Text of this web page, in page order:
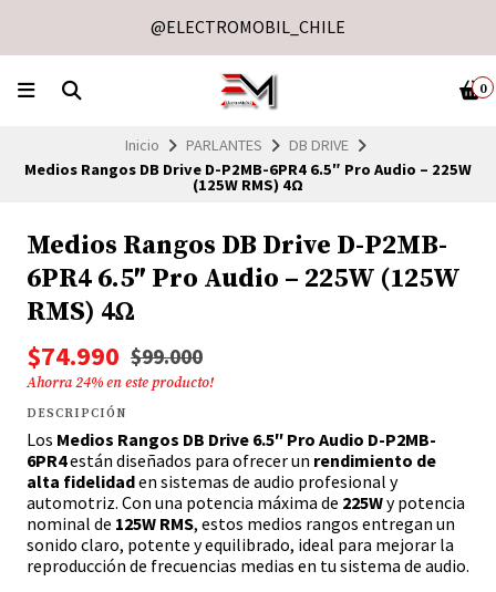
@ELECTROMOBIL_CHILE
0
Inicio PARLANTES
DB DRIVE
Medios Rangos DB Drive D-P2MB-6PR4 6.5″ Pro Audio – 225W
(125W RMS) 4Ω
Medios Rangos DB Drive D-P2MB-
6PR4 6.5″ Pro Audio – 225W (125W
RMS) 4Ω
$74.990 $99.000
Ahorra24% en este producto!
DESCRIPCIÓN
Los Medios Rangos DB Drive 6.5″ Pro Audio D-P2MB-
6PR4están diseñados para ofrecer un rendimiento de
alta fidelidaden sistemas de audio profesional y
automotriz. Con una potencia máxima de 225Wy potencia
nominal de 125W RMS, estos medios rangos entregan un
sonido claro, potente y equilibrado, ideal para mejorar la
reproducción de frecuencias medias en tu sistema de audio.